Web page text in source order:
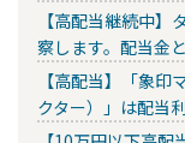
【高配当継続中
察します。配当金
【高配当】「象
クター）」は配当